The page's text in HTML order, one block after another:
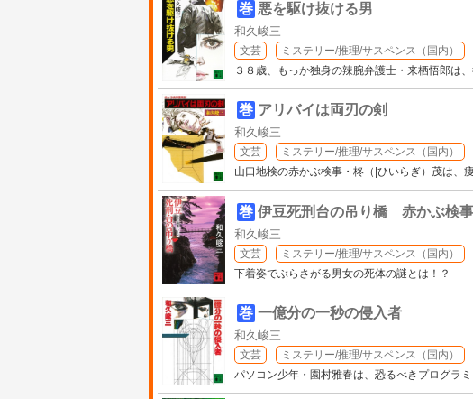
巻 悪を駆け抜ける男
和久峻三
文芸
ミステリー/推理/サスペンス（国内）
３８歳、もっか独身の辣腕弁護士・来栖悟郎は
巻 アリバイは両刃の剣
和久峻三
文芸
ミステリー/推理/サスペンス（国内）
山口地検の赤かぶ検事・柊（|ひいらぎ）茂は、
巻 伊豆死刑台の吊り橋 赤かぶ検
和久峻三
文芸
ミステリー/推理/サスペンス（国内）
下着姿でぶらさがる男女の死体の謎とは！？
巻 一億分の一秒の侵入者
和久峻三
文芸
ミステリー/推理/サスペンス（国内）
パソコン少年・園村雅春は、恐るべきプログラ